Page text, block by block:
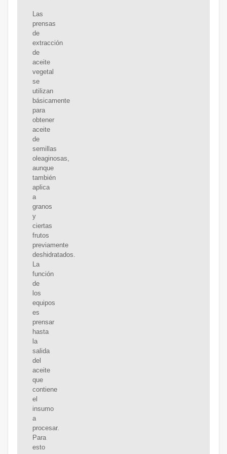
Las
prensas
de
extracción
de
aceite
vegetal
se
utilizan
básicamente
para
obtener
aceite
de
semillas
oleaginosas,
aunque
también
aplica
a
granos
y
ciertas
frutos
previamente
deshidratados.
La
función
de
los
equipos
es
prensar
hasta
la
salida
del
aceite
que
contiene
el
insumo
a
procesar.
Para
esto